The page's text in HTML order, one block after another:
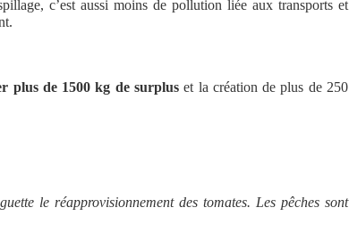
c’est aussi moins de pollution liée aux transports et
plus de 1500 kg de surpluset la création de plus de 250
le réapprovisionnement des tomates. Les pêches sont